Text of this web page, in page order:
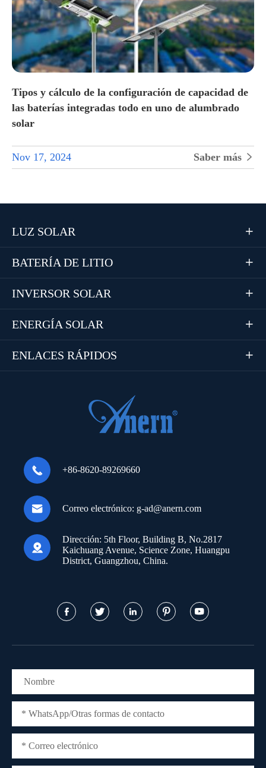
Tipos y cálculo de la configuración de capacidad de
las baterías integradas todo en uno de alumbrado
solar
Nov 17, 2024 Saber más 
LUZ SOLAR 
BATERÍA DE LITIO 
INVERSOR SOLAR 
ENERGÍA SOLAR 
ENLACES RÁPIDOS 
 +86-8620-89269660
 Correo electrónico: g-ad@anern.com

Dirección: 5th Floor, Building B, No.2817
Kaichuang Avenue, Science Zone, Huangpu
District, Guangzhou, China.
    